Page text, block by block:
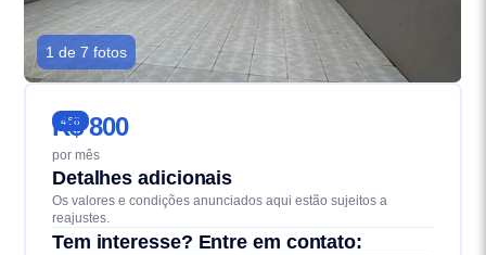
1 de 7 fotos
468
R$ 800
por mês
Detalhes adicionais
Os valores e condições anunciados aqui estão sujeitos a
reajustes.
Tem interesse? Entre em contato: